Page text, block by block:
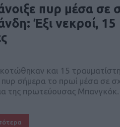
πυρ μέσα σε
Έξι νεκροί, 15
και 15
πυρ σήμερα το πρωί μέσα σε
της πρωτεύουσας